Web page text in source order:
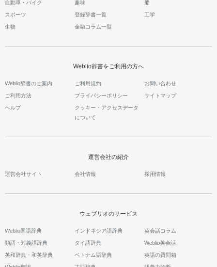
自動車・バイク 趣味 船
スポーツ 登録辞書一覧 工学
生物 金融コラム一覧
Weblio辞書をご利用の方へ
Weblio辞書のご案内 ご利用規約 お問い合わせ
ご利用方法 プライバシーポリシー サイトマップ
ヘルプ
クッキー・アクセスデータ
について
運営会社の紹介
運営会社サイト 会社情報 採用情報
ウェブリオのサービス
Weblio国語辞典
類語・対義語辞典
英和辞典・和英辞典
インドネシア語辞典
タイ語辞典
ベトナム語辞典
英会話コラム
Weblio英会話
英語の質問箱